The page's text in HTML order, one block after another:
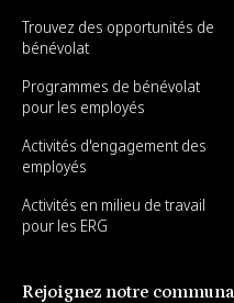
Trouvez des opportunités de
bénévolat
Programmes de bénévolat
pour les employés
Activités d'engagement des
employés
Activités en milieu de travail
pour les ERG
Rejoignez notre